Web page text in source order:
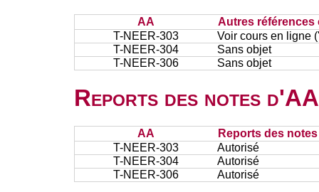
AA
Autres références
T-NEER-303
Voir cours en ligne
T-NEER-304
Sans objet
T-NEER-306
Sans objet
Reports des notes
AA
Reports des
T-NEER-303
Autorisé
T-NEER-304
Autorisé
T-NEER-306
Autorisé